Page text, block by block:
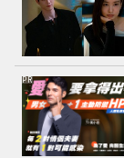
PR